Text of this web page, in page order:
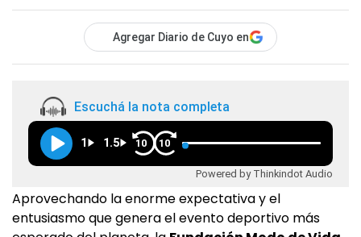
Agregar Diario de Cuyo en
Escuchá la nota completa
1 1.5 10 10
Powered by Thinkindot Audio
Aprovechando la enorme expectativa y el
entusiasmo que genera el evento deportivo más